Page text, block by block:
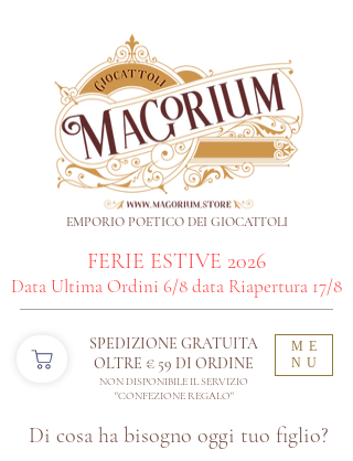
ME
NU
Di cosa ha bisogno oggi tuo figlio?
SPEDIZIONE GRATUITA
OLTRE € 59 DI ORDINE​
NON DISPONIBILE IL SERVIZIO
"CONFEZIONE REGALO"
EMPORIO POETICO DEI GIOCATTOLI
FERIE ESTIVE 2026
Data Ultima Ordini 6/8 data Riapertura 17/8